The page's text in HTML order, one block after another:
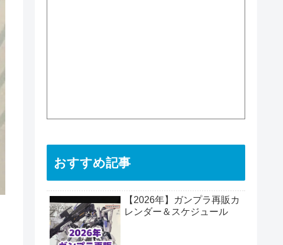
おすすめ記事
【2026年】ガンプラ再販カ
レンダー＆スケジュール